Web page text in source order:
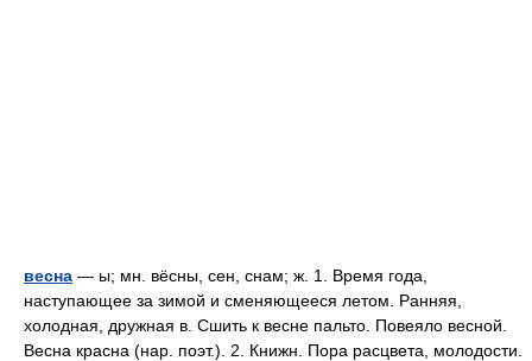
весна — ы; мн. вёсны, сен, снам; ж. 1. Время года,
наступающее за зимой и сменяющееся летом. Ранняя,
холодная, дружная в. Сшить к весне пальто. Повеяло весной.
Весна красна (нар. поэт.). 2. Книжн. Пора расцвета, молодости.